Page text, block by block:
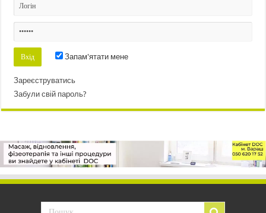
Запам'ятати мене
Зареєструватись
Забули свій пароль?